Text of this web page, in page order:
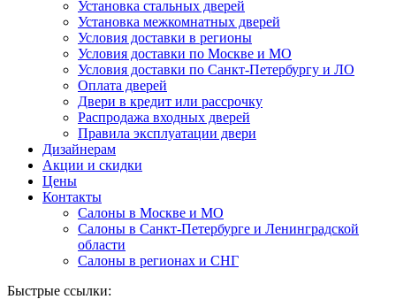
Установка стальных дверей
Установка межкомнатных дверей
Условия доставки в регионы
Условия доставки по Москве и МО
Условия доставки по Санкт-Петербургу и ЛО
Оплата дверей
Двери в кредит или рассрочку
Распродажа входных дверей
Правила эксплуатации двери
Дизайнерам
Акции и скидки
Цены
Контакты
Салоны в Москве и МО
Салоны в Санкт-Петербурге и Ленинградской
области
Салоны в регионах и СНГ
Быстрые ссылки: